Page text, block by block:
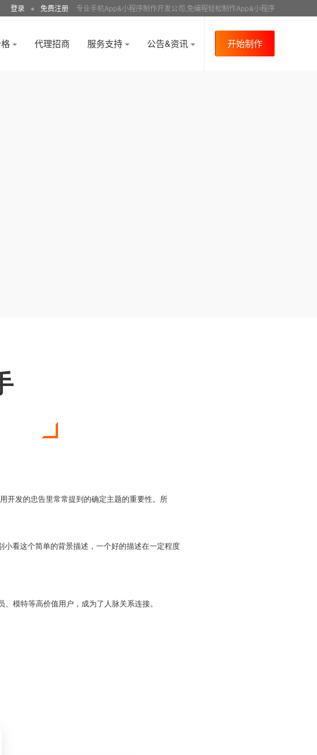
登录 ● 免费注册 专业手机App&小程序制作开发公司,免编程轻松制作App&小程序
代理招商 服务支持 公告&资讯 开始制作
开发的忠告里常常提到的确定主题的重要性。所
看这个简单的背景描述，一个好的描述在一定程度
模特等高价值用户，成为了人脉关系连接。